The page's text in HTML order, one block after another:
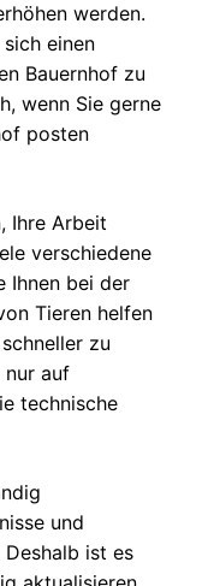
werden.
einen
Bauernhof zu
wenn Sie gerne
posten
Ihre Arbeit
verschiedene
Ihnen bei der
Tieren helfen
zu
nur auf
technische
und
ist es